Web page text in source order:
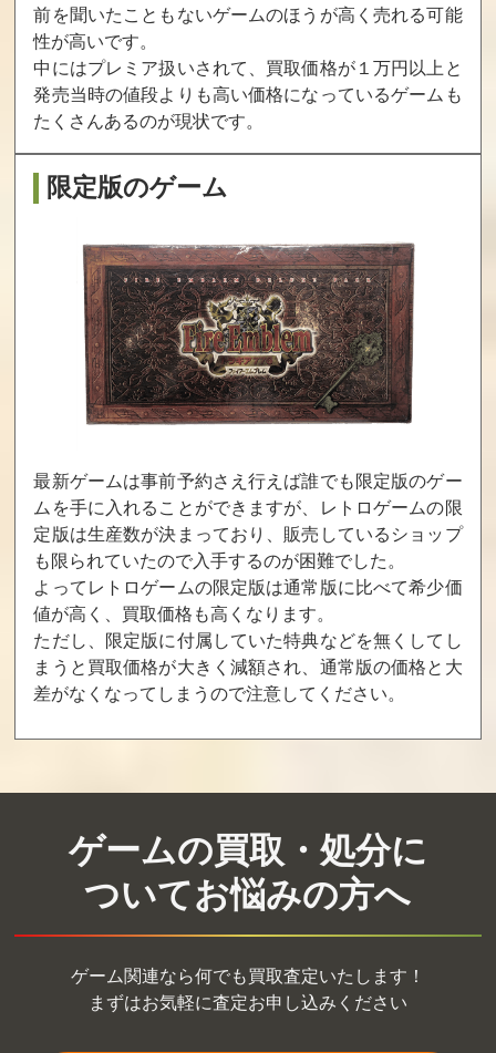
ディズニー エピ
ックミッキー2:
二つの力
買取価格
20
スターフォック
ド ダブルパック
買取価格
20
ファミコンリミ
買取価格
買取価格
20
前を聞いたこともないゲームのほうが高く売れる可能
性が高いです。
中にはプレミア扱いされて、買取価格が１万円以上と
発売当時の値段よりも高い価格になっているゲームも
たくさんあるのが現状です。
限定版のゲーム
最新ゲームは事前予約さえ行えば誰でも限定版のゲー
ムを手に入れることができますが、レトロゲームの限
定版は生産数が決まっており、販売しているショップ
も限られていたので入手するのが困難でした。
よってレトロゲームの限定版は通常版に比べて希少価
値が高く、買取価格も高くなります。
ただし、限定版に付属していた特典などを無くしてし
まうと買取価格が大きく減額され、通常版の価格と大
差がなくなってしまうので注意してください。
ゲームの買取・処分に
ついてお悩みの方へ
ゲーム関連なら何でも買取査定いたします！
まずはお気軽に査定お申し込みください